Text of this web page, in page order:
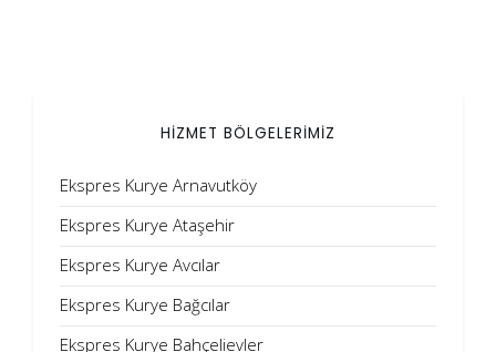
HİZMET BÖLGELERİMİZ
Ekspres Kurye Arnavutköy
Ekspres Kurye Ataşehir
Ekspres Kurye Avcılar
Ekspres Kurye Bağcılar
Ekspres Kurye Bahçelievler